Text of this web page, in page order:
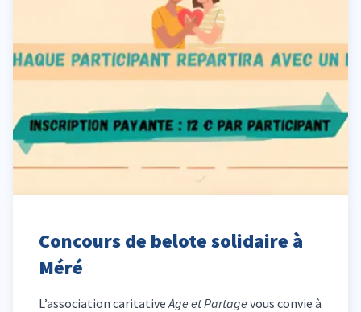
Concours de belote solidaire à
Méré
L’association caritativeAge et Partage vous convie à